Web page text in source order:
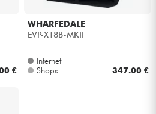
€
WHARFEDALE
EVP-X18B-MKII
Internet
Shops
347.00 €